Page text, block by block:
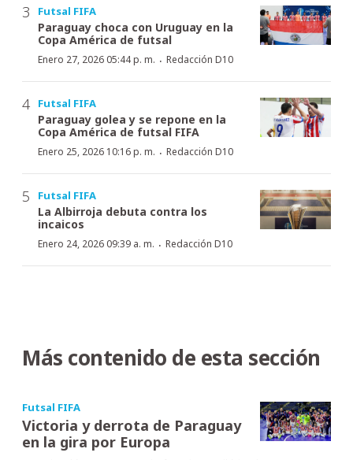
Futsal FIFA
Paraguay choca con Uruguay en la
Copa América de futsal
Enero 27, 2026 05:44 p. m. · Redacción D10
Futsal FIFA
Paraguay golea y se repone en la
Copa América de futsal FIFA
Enero 25, 2026 10:16 p. m. · Redacción D10
Futsal FIFA
La Albirroja debuta contra los
incaicos
Enero 24, 2026 09:39 a. m. · Redacción D10
Más contenido de esta sección
Futsal FIFA
Victoria y derrota de Paraguay
en la gira por Europa